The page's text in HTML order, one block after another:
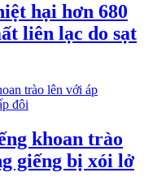
hại hơn 680
liên lạc do sạt
khoan trào
giếng bị xói lở